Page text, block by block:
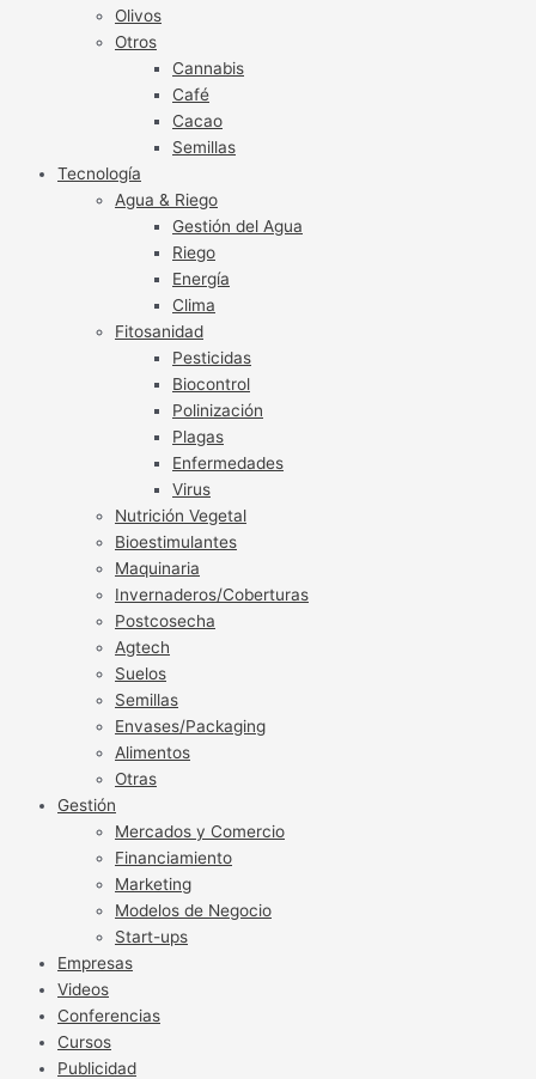
Olivos
Otros
Cannabis
Café
Cacao
Semillas
Tecnología
Agua & Riego
Gestión del Agua
Riego
Energía
Clima
Fitosanidad
Pesticidas
Biocontrol
Polinización
Plagas
Enfermedades
Virus
Nutrición Vegetal
Bioestimulantes
Maquinaria
Invernaderos/Coberturas
Postcosecha
Agtech
Suelos
Semillas
Envases/Packaging
Alimentos
Otras
Gestión
Mercados y Comercio
Financiamiento
Marketing
Modelos de Negocio
Start-ups
Empresas
Videos
Conferencias
Cursos
Publicidad